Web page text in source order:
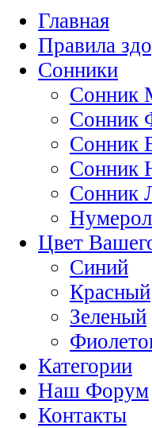
Главная
Правила
Сонники
Сонник
Сонник
Сонник
Сонник
Сонник
Цвет
Синий
Красный
Зеленый
Категории
Наш Форум
Контакты